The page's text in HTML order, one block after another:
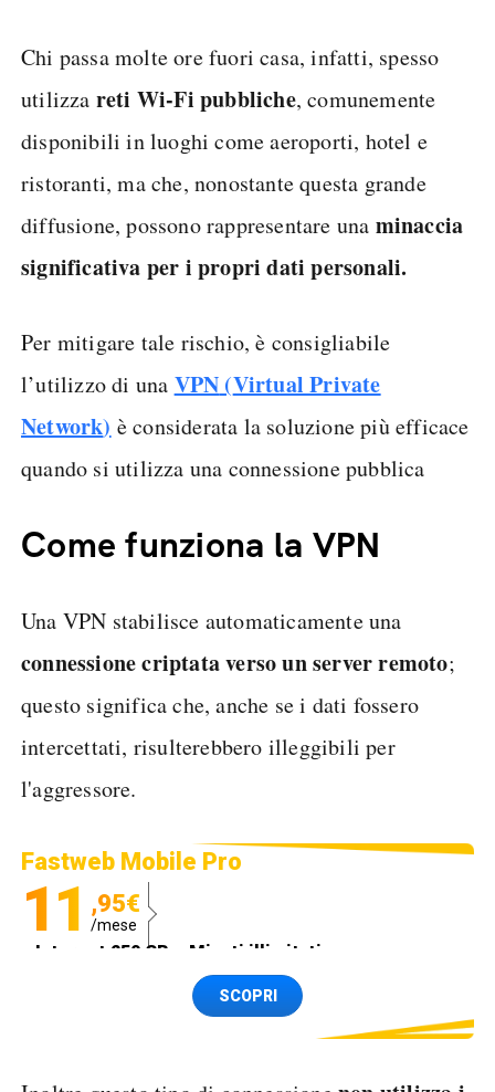
Chi passa molte ore fuori casa, infatti, spesso
utilizza reti Wi-Fi pubbliche, comunemente
disponibili in luoghi come aeroporti, hotel e
ristoranti, ma che, nonostante questa grande
diffusione, possono rappresentare una minaccia
significativa per i propri dati personali.
Per mitigare tale rischio, è consigliabile
l’utilizzo di una VPN (Virtual Private
Network) è considerata la soluzione più efficace
quando si utilizza una connessione pubblica
Come funziona la VPN
Una VPN stabilisce automaticamente una
connessione criptata verso un server remoto;
questo significa che, anche se i dati fossero
intercettati, risulterebbero illeggibili per
l'aggressore.
Fastweb Mobile Pro
11 ,95€
/mese
Internet 250 GB e Minuti illimitati
Spedizione SIM GRATISSCOPRI